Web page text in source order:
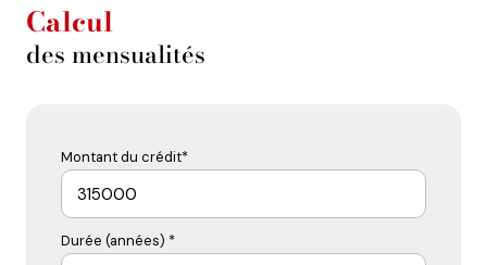
Calcul
des mensualités
Montant du crédit*
Durée (années) *